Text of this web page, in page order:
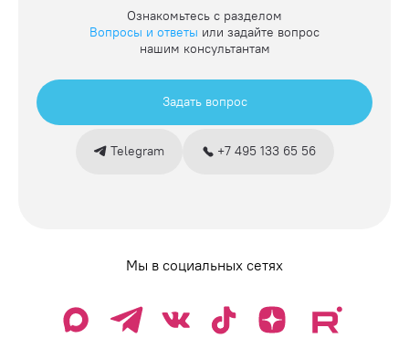
Ознакомьтесь с разделом
Вопросы и ответы или задайте вопрос
нашим консультантам
Задать вопрос
Telegram +7 495 133 65 56
Мы в социальных сетях